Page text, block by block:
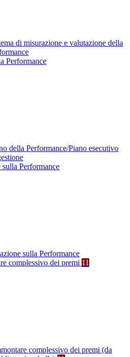
di misurazione e valutazione della
Performance
della Performance/Piano esecutivo
sulla Performance
sulla Performance
complessivo dei premi 11
complessivo dei premi (da